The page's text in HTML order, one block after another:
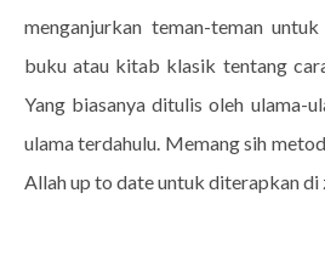
menganjurkan teman-teman
buku atau kitab klasik tentang
Yang biasanya ditulis oleh ulama-
ulama terdahulu. Memang sih
Allah up to date untuk diterapkan di